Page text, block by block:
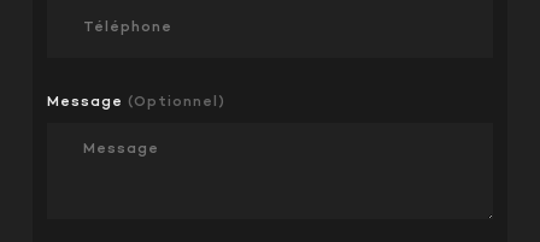
Message (Optionnel)